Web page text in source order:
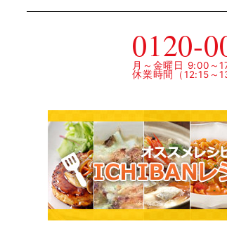
0120-
月～金曜日 9:00～
休業時間（12:15～